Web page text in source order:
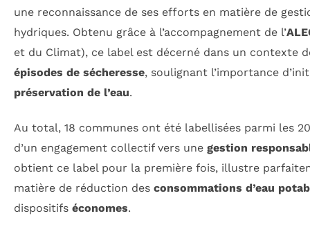
une reconnaissance de ses efforts en matière de
hydriques. Obtenu grâce à l’accompagnement de l’
et du Climat), ce label est décerné dans un contexte
épisodes de sécheresse, soulignant l’importance
préservation de l’eau.
Au total, 18 communes ont été labellisées parmi les
d’un engagement collectif vers une gestion
obtient ce label pour la première fois, illustre
matière de réduction des consommations d’eau
dispositifs économes.